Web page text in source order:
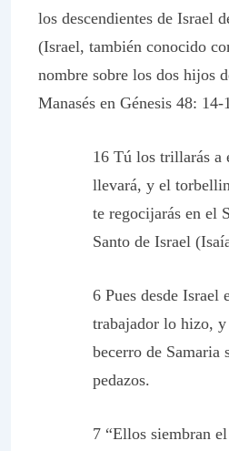
los descendientes de Israel
(Israel, también conocido
nombre sobre los dos hijos
Manasés en Génesis 48: 14-
16 Tú los trillarás a
llevará, y el
te regocijarás en el
Santo de Israel
6 Pues desde Israel
trabajador lo hizo,
becerro de Samaria
pedazos.
7 “Ellos siembran